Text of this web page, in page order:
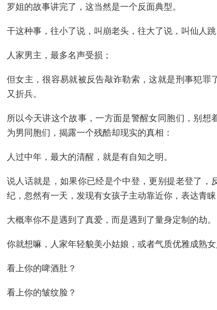
罗姐的故事讲完了，这当然是一个反面典型。
干这种事，往小了说，叫崩老头，往大了说，叫仙人
人家男主，最多名声受损；
但女主，很容易就被反告敲诈勒索，这就是刑事犯罪
又折兵。
所以今天讲这个故事，一方面是警醒女同胞们，别想
为男同胞们，揭露一个残酷却现实的真相：
人过中年，最大的清醒，就是有自知之明。
说人话就是，如果你已经是个中登，更别提老登了，
纪，忽然有一天，发现有女孩子主动靠近你，表达青
大概率你不是遇到了真爱，而是遇到了量身定制的劫。
你就想嘛，人家年轻貌美小姑娘，或者气质优雅成熟
看上你的啤酒肚？
看上你的皱纹脸？